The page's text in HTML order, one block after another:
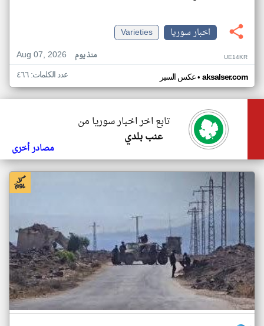
اخبار سوريا
Varieties
Aug 07, 2026
منذ يوم UE14KR
عكس السير• aksalser.com عدد الكلمات: ٤٦٦
تابع اخر اخبار سوريا من
عنب بلدي
مصادر أخرى